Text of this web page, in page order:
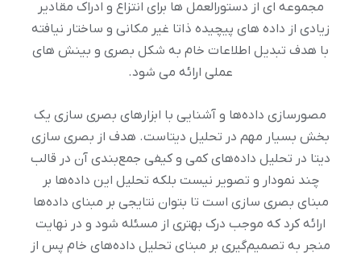
مجموعه ای از دستورالعمل ها برای انتزاع و ادراک مقادیر
زیادی از داده های پیچیده ذاتا غیر مکانی و ساختار نیافته
با هدف تبدیل اطلاعات خام به شکل بصری و بینش های
عملی ارائه می شود.
مصورسازی داده‌ها و آشنایی با ابزارهای بصری سازی یک
بخش بسیار مهم در تحلیل دیتاست. هدف از بصری سازی
دیتا در تحلیل داده‌های کمی و کیفی جمع‌بندی آن در قالب
چند نمودار و تصویر نیست بلکه تحلیل این داده‌ها بر
مبنای بصری سازی است تا بتوان نتایجی بر مبنای داده‌ها
ارائه کرد که موجب درک بهتری از مسئله شود و در نهایت
منجر به تصمیم‌گیری بر مبنای تحلیل داده‌های خام پس از